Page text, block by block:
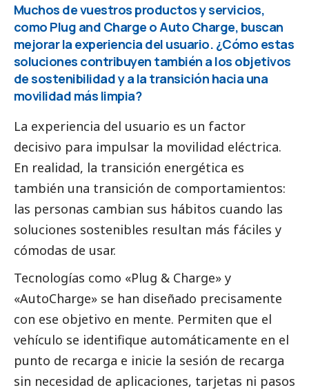
Muchos de vuestros productos y servicios,
como Plug and Charge o Auto Charge, buscan
mejorar la experiencia del usuario. ¿Cómo estas
soluciones contribuyen también a los objetivos
de sostenibilidad y a la transición hacia una
movilidad más limpia?
La experiencia del usuario es un factor
decisivo para impulsar la movilidad eléctrica.
En realidad, la transición energética es
también una transición de comportamientos:
las personas cambian sus hábitos cuando las
soluciones sostenibles resultan más fáciles y
cómodas de usar.
Tecnologías como «Plug & Charge» y
«AutoCharge» se han diseñado precisamente
con ese objetivo en mente. Permiten que el
vehículo se identifique automáticamente en el
punto de recarga e inicie la sesión de recarga
sin necesidad de aplicaciones, tarjetas ni pasos